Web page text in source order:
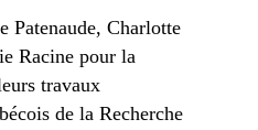
Patenaude, Charlotte
Racine pour la
travaux
de la Recherche